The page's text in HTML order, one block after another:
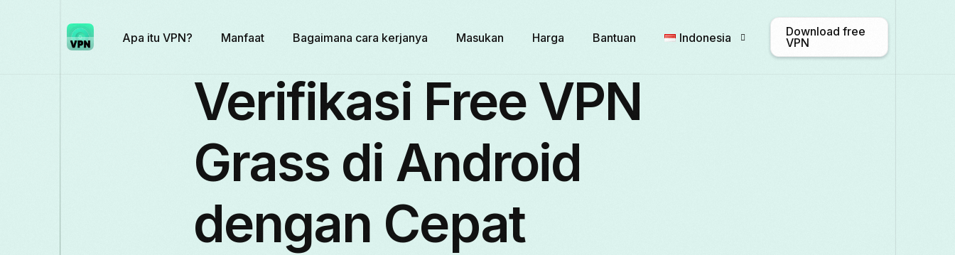
Apa itu VPN? Manfaat Bagaimana cara kerjanya Masukan Harga Bantuan Indonesia
Download free
VPN
Verifikasi Free VPN
Grass di Android
dengan Cepat